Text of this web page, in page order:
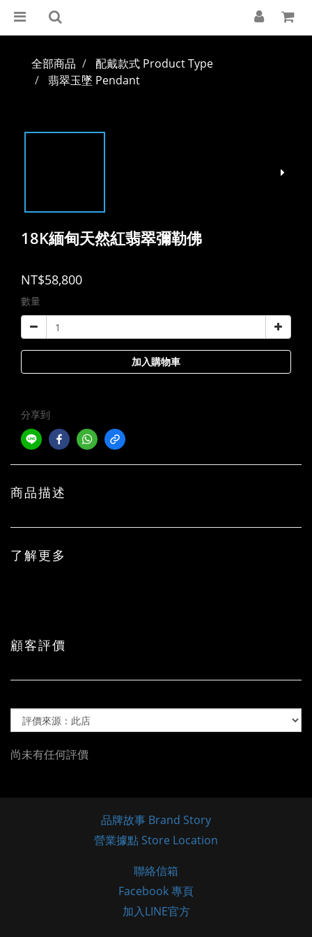
全部商品
配戴款式 Product Type
翡翠玉墜 Pendant
18K緬甸天然紅翡翠彌勒佛
NT$58,800
數量
加入購物車
分享到
商品描述
了解更多
顧客評價
尚未有任何評價
品牌故事 Brand Story
營業據點 Store Location
聯絡信箱
Facebook 專頁
加入LINE官方